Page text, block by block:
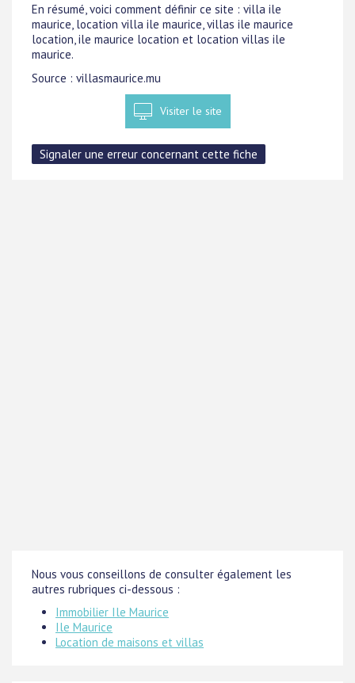
En résumé, voici comment définir ce site : villa ile
maurice, location villa ile maurice, villas ile maurice
location, ile maurice location et location villas ile
maurice.
Source : villasmaurice.mu
Visiter le site
Nous vous conseillons de consulter également les
autres rubriques ci-dessous :
Immobilier Ile Maurice
Ile Maurice
Location de maisons et villas